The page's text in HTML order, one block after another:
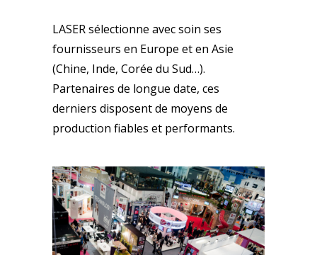
LASER sélectionne avec soin ses
fournisseurs en Europe et en Asie
(Chine, Inde, Corée du Sud…).
Partenaires de longue date, ces
derniers disposent de moyens de
production fiables et performants.